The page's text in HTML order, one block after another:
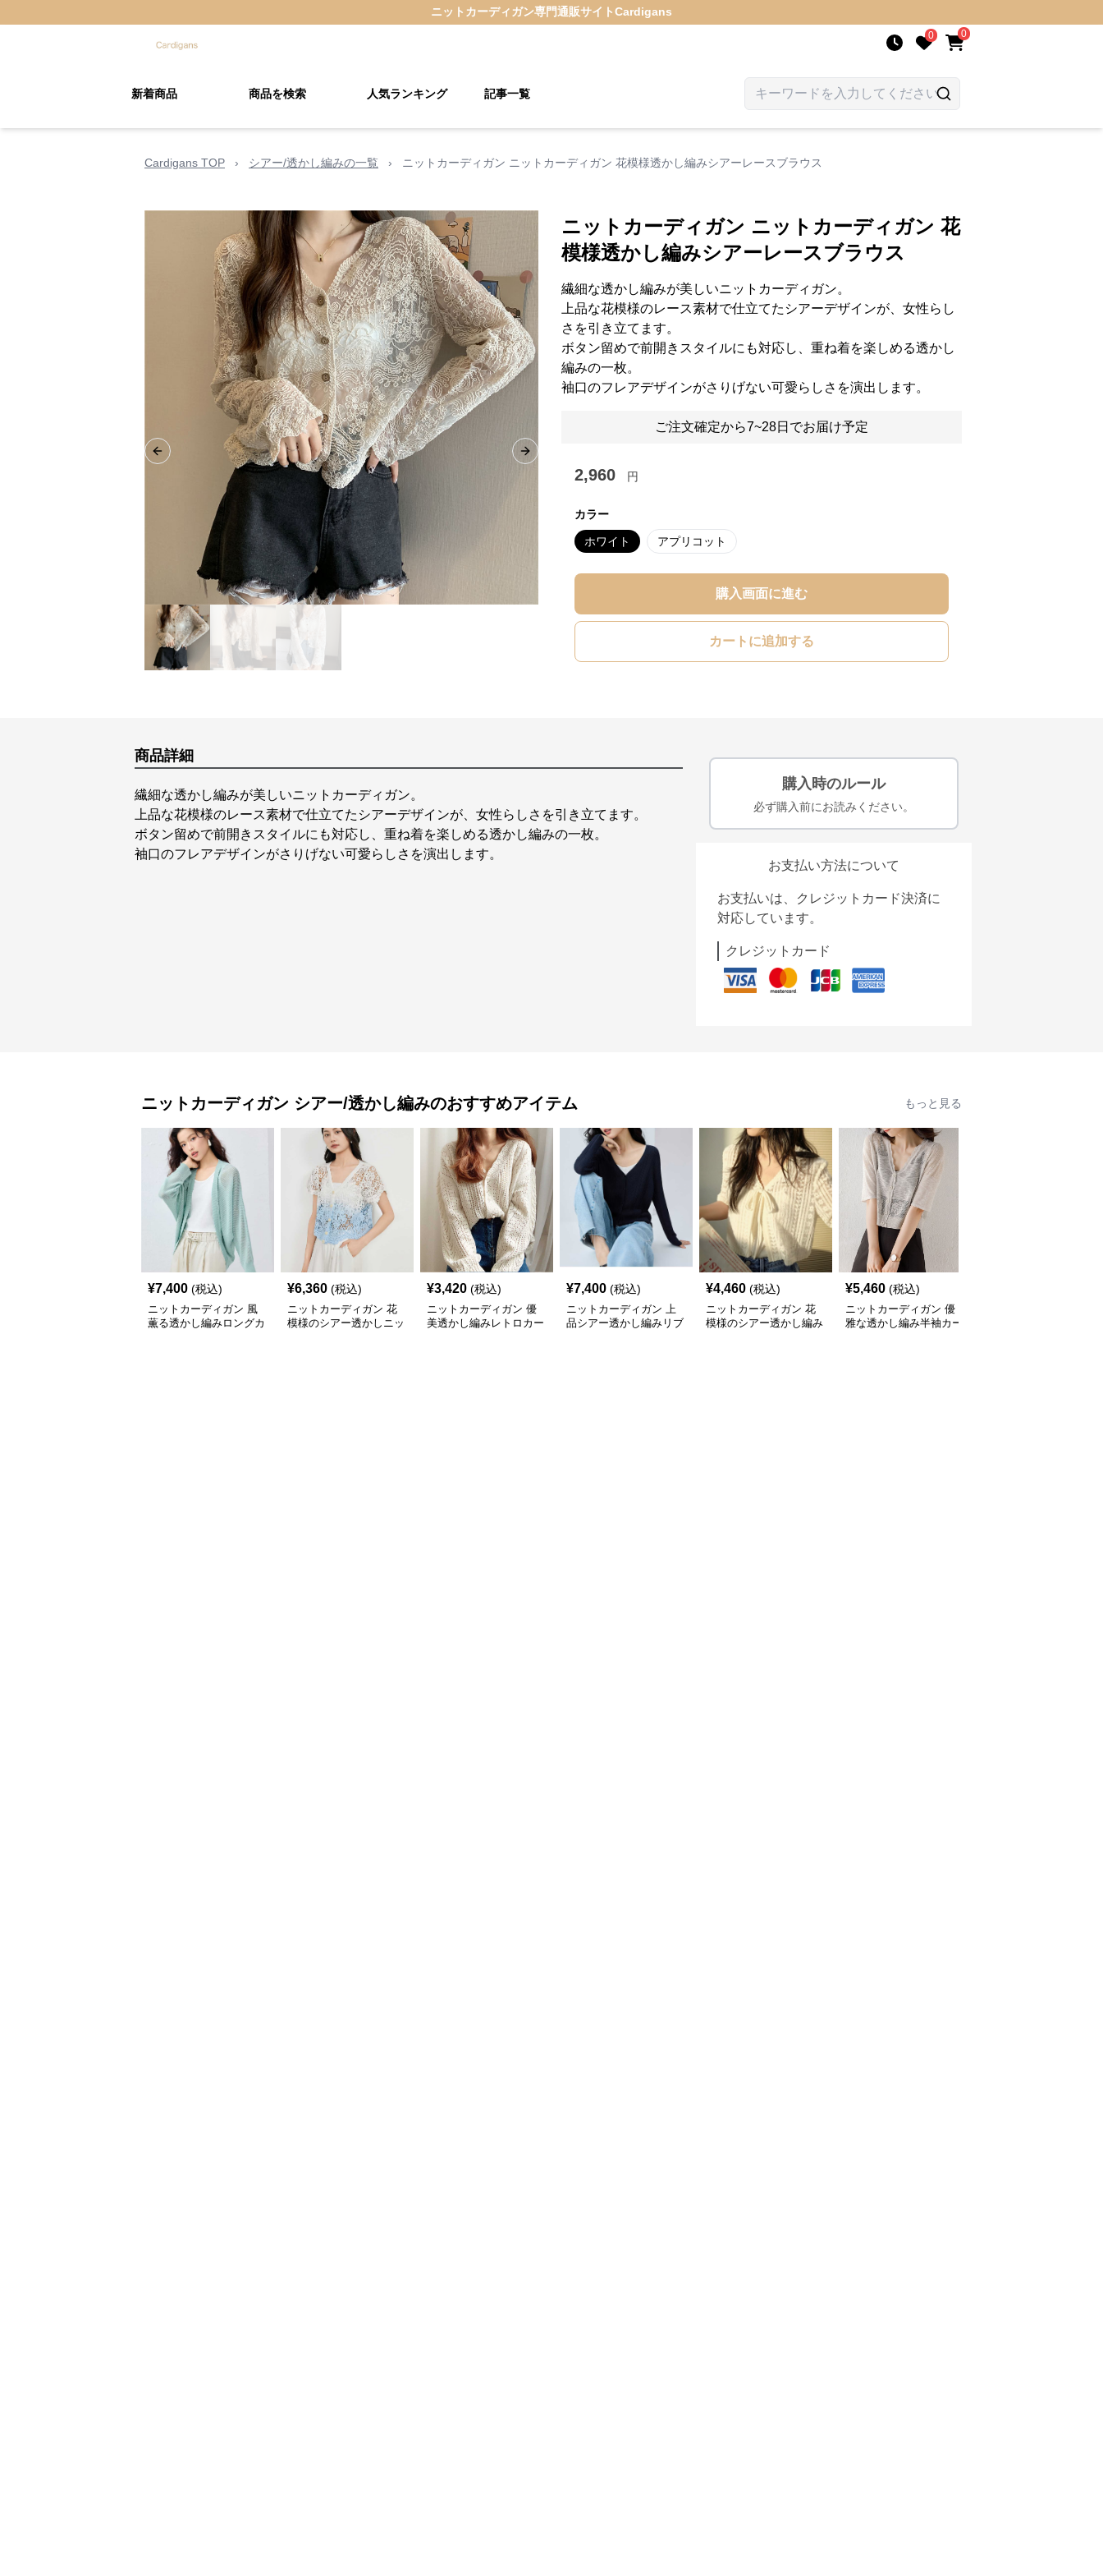
ニットカーディガン専門通販サイトCardigans
0 0
新着商品 商品を検索 人気ランキング 記事一覧
Cardigans TOP › シアー/透かし編みの一覧 › ニットカーディガン ニットカーディガン 花模様透かし編みシアーレースブラウス
Previous slide Next slide
ニットカーディガン ニットカーディガン 花
模様透かし編みシアーレースブラウス
繊細な透かし編みが美しいニットカーディガン。
上品な花模様のレース素材で仕立てたシアーデザインが、女性らし
さを引き立てます。
ボタン留めで前開きスタイルにも対応し、重ね着を楽しめる透かし
編みの一枚。
袖口のフレアデザインがさりげない可愛らしさを演出します。
ご注文確定から7~28日でお届け予定
2,960 円
カラー
ホワイト アプリコット
購入画面に進む
カートに追加する
商品詳細
繊細な透かし編みが美しいニットカーディガン。
上品な花模様のレース素材で仕立てたシアーデザインが、女性らしさを引き立てます。
ボタン留めで前開きスタイルにも対応し、重ね着を楽しめる透かし編みの一枚。
袖口のフレアデザインがさりげない可愛らしさを演出します。
購入時のルール
必ず購入前にお読みください。
お支払い方法について
お支払いは、クレジットカード決済に
対応しています。
クレジットカード
ニットカーディガン シアー/透かし編みのおすすめアイテム もっと見る
¥7,400 (税込)
ニットカーディガン 風
薫る透かし編みロングカ
¥6,360 (税込)
ニットカーディガン 花
模様のシアー透かしニッ
¥3,420 (税込)
ニットカーディガン 優
美透かし編みレトロカー
¥7,400 (税込)
ニットカーディガン 上
品シアー透かし編みリブ
¥4,460 (税込)
ニットカーディガン 花
模様のシアー透かし編み
¥5,460 (税込)
ニットカーディガン 優
雅な透かし編み半袖カー